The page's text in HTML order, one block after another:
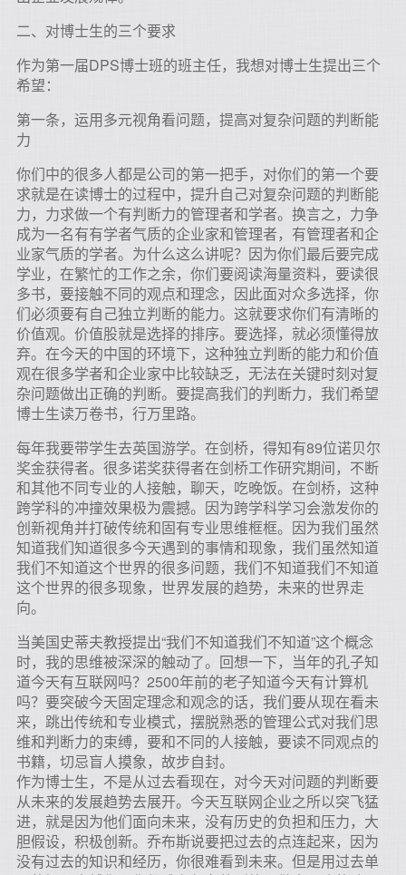
二、对博士生的三个要求
作为第一届DPS博士班的班主任，我想对博士生提出三个
希望：
第一条，运用多元视角看问题，提高对复杂问题的判断能
力
你们中的很多人都是公司的第一把手，对你们的第一个要
求就是在读博士的过程中，提升自己对复杂问题的判断能
力，力求做一个有判断力的管理者和学者。换言之，力争
成为一名有有学者气质的企业家和管理者，有管理者和企
业家气质的学者。为什么这么讲呢？因为你们最后要完成
学业，在繁忙的工作之余，你们要阅读海量资料，要读很
多书，要接触不同的观点和理念，因此面对众多选择，你
们必须要有自己独立判断的能力。这就要求你们有清晰的
价值观。价值股就是选择的排序。要选择，就必须懂得放
弃。在今天的中国的环境下，这种独立判断的能力和价值
观在很多学者和企业家中比较缺乏，无法在关键时刻对复
杂问题做出正确的判断。要提高我们的判断力，我们希望
博士生读万卷书，行万里路。
每年我要带学生去英国游学。在剑桥，得知有89位诺贝尔
奖金获得者。很多诺奖获得者在剑桥工作研究期间，不断
和其他不同专业的人接触，聊天，吃晚饭。在剑桥，这种
跨学科的冲撞效果极为震撼。因为跨学科学习会激发你的
创新视角并打破传统和固有专业思维框框。因为我们虽然
知道我们知道很多今天遇到的事情和现象，我们虽然知道
我们不知道这个世界的很多问题，我们不知道我们不知道
这个世界的很多现象，世界发展的趋势，未来的世界走
向。
当美国史蒂夫教授提出“我们不知道我们不知道”这个概念
时，我的思维被深深的触动了。回想一下，当年的孔子知
道今天有互联网吗？2500年前的老子知道今天有计算机
吗？要突破今天固定理念和观念的话，我们要从现在看未
来，跳出传统和专业模式，摆脱熟悉的管理公式对我们思
维和判断力的束缚，要和不同的人接触，要读不同观点的
书籍，切忌盲人摸象，故步自封。
作为博士生，不是从过去看现在，对今天对问题的判断要
从未来的发展趋势去展开。今天互联网企业之所以突飞猛
进，就是因为他们面向未来，没有历史的负担和压力，大
胆假设，积极创新。乔布斯说要把过去的点连起来，因为
没有过去的知识和经历，你很难看到未来。但是用过去单